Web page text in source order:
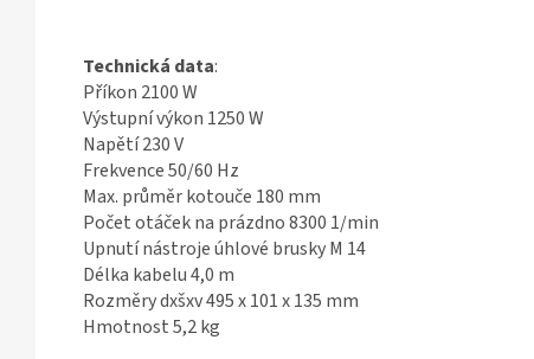
Technická data:
Příkon 2100 W
Výstupní výkon 1250 W
Napětí230 V
Frekvence50/60 Hz
Max. průměr kotouče 180 mm
Počet otáček na prázdno8300 1/min
Upnutí nástroje úhlové bruskyM 14
Délka kabelu4,0 m
Rozměry dxšxv495 x 101 x 135 mm
Hmotnost5,2 kg